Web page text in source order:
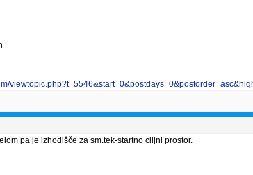
pa je izhodišče za sm.tek-startno ciljni prostor.